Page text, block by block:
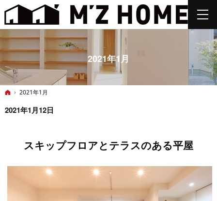
2021年1月
ホーム
2021年1月
2021年1月12日
スキップフロアとテラスのある平屋